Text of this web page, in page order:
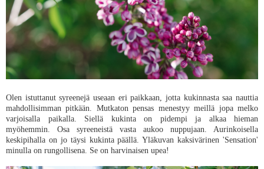
Olen istuttanut syreenejä useaan eri paikkaan, jotta kukinnasta saa nauttia
mahdollisimman pitkään. Mutkaton pensas menestyy meillä jopa melko
varjoisalla paikalla. Siellä kukinta on pidempi ja alkaa hieman
myöhemmin. Osa syreeneistä vasta aukoo nuppujaan. Aurinkoisella
keskipihalla on jo täysi kukinta päällä. Yläkuvan kaksivärinen 'Sensation'
minulla on rungollisena. Se on harvinaisen upea!